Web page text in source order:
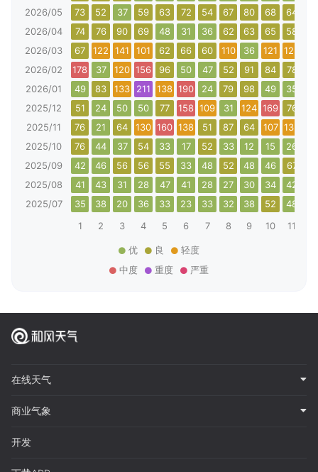
2026/05
73 52 37 59 63 72 54 67 80 68 64
2026/04
74 76 90 69 48 31 36 62 63 65 58
2026/03
67 122 141 101 62 66 60 110 36 121 123
2026/02
178 37 120 156 96 50 47 52 91 84 78
2026/01
49 83 133 211 138 190 24 79 98 49 35
2025/12
51 24 50 50 77 158 109 31 124 169 76
2025/11
76 21 64 130 160 138 51 87 64 107 135
2025/10
76 44 37 54 33 17 52 33 12 15 26
2025/09
42 46 56 56 55 33 48 52 48 46 67
2025/08
41 43 31 28 47 41 28 27 30 34 42
2025/07
35 38 20 36 33 23 33 32 38 52 48
1
2 3 4 5 6 7 8 9 10 11
优 良
轻度
中度
重度 严重
在线天气
商业气象
开发